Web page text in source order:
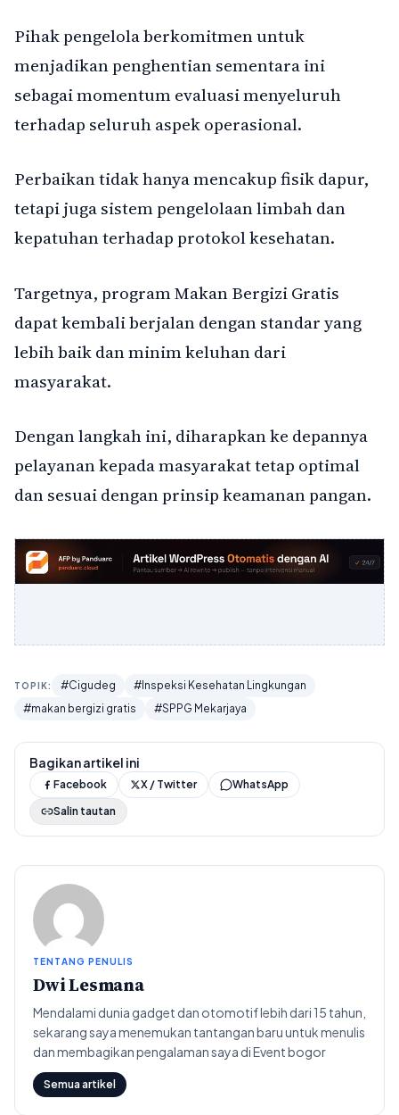
Pihak pengelola berkomitmen untuk
menjadikan penghentian sementara ini
sebagai momentum evaluasi menyeluruh
terhadap seluruh aspek operasional.
Perbaikan tidak hanya mencakup fisik dapur,
tetapi juga sistem pengelolaan limbah dan
kepatuhan terhadap protokol kesehatan.
Targetnya, program Makan Bergizi Gratis
dapat kembali berjalan dengan standar yang
lebih baik dan minim keluhan dari
masyarakat.
Dengan langkah ini, diharapkan ke depannya
pelayanan kepada masyarakat tetap optimal
dan sesuai dengan prinsip keamanan pangan.
TOPIK: #Cigudeg
#Inspeksi Kesehatan Lingkungan
#makan bergizi gratis
#SPPG Mekarjaya
Bagikan artikel ini
Facebook X / Twitter
WhatsApp
Salin tautan
TENTANG PENULIS
Dwi Lesmana
Mendalami dunia gadget dan otomotif lebih dari 15 tahun,
sekarang saya menemukan tantangan baru untuk menulis
dan membagikan pengalaman saya di Event bogor
Semua artikel